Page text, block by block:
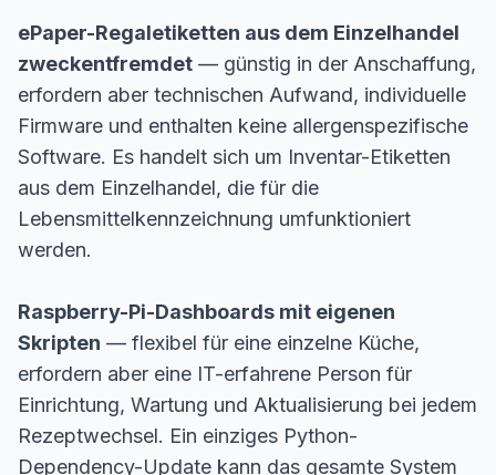
ePaper-Regaletiketten aus dem Einzelhandel
zweckentfremdet — günstig in der Anschaffung,
erfordern aber technischen Aufwand, individuelle
Firmware und enthalten keine allergenspezifische
Software. Es handelt sich um Inventar-Etiketten
aus dem Einzelhandel, die für die
Lebensmittelkennzeichnung umfunktioniert
werden.
Raspberry-Pi-Dashboards mit eigenen
Skripten — flexibel für eine einzelne Küche,
erfordern aber eine IT-erfahrene Person für
Einrichtung, Wartung und Aktualisierung bei jedem
Rezeptwechsel. Ein einziges Python-
Dependency-Update kann das gesamte System